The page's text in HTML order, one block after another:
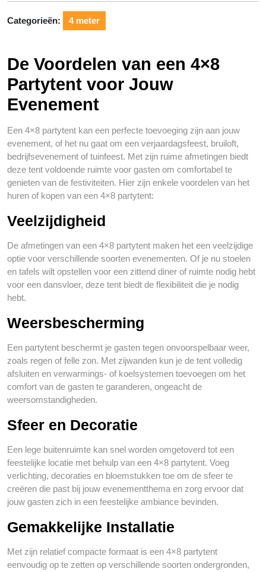
Categorieën: 4 meter
De Voordelen van een 4×8
Partytent voor Jouw
Evenement
Een 4×8 partytent kan een perfecte toevoeging zijn aan jouw
evenement, of het nu gaat om een verjaardagsfeest, bruiloft,
bedrijfsevenement of tuinfeest. Met zijn ruime afmetingen biedt
deze tent voldoende ruimte voor gasten om comfortabel te
genieten van de festiviteiten. Hier zijn enkele voordelen van het
huren of kopen van een 4×8 partytent:
Veelzijdigheid
De afmetingen van een 4×8 partytent maken het een veelzijdige
optie voor verschillende soorten evenementen. Of je nu stoelen
en tafels wilt opstellen voor een zittend diner of ruimte nodig hebt
voor een dansvloer, deze tent biedt de flexibiliteit die je nodig
hebt.
Weersbescherming
Een partytent beschermt je gasten tegen onvoorspelbaar weer,
zoals regen of felle zon. Met zijwanden kun je de tent volledig
afsluiten en verwarmings- of koelsystemen toevoegen om het
comfort van de gasten te garanderen, ongeacht de
weersomstandigheden.
Sfeer en Decoratie
Een lege buitenruimte kan snel worden omgetoverd tot een
feestelijke locatie met behulp van een 4×8 partytent. Voeg
verlichting, decoraties en bloemstukken toe om de sfeer te
creëren die past bij jouw evenementthema en zorg ervoor dat
jouw gasten zich in een feestelijke ambiance bevinden.
Gemakkelijke Installatie
Met zijn relatief compacte formaat is een 4×8 partytent
eenvoudig op te zetten op verschillende soorten ondergronden,